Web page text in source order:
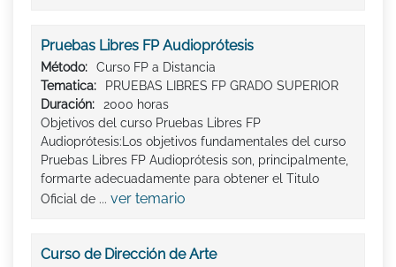
Pruebas Libres FP Audioprótesis
Método:
Curso FP a Distancia
Tematica:
PRUEBAS LIBRES FP GRADO SUPERIOR
Duración:
2000 horas
Objetivos del curso Pruebas Libres FP
Audioprótesis:Los objetivos fundamentales del curso
Pruebas Libres FP Audioprótesis son, principalmente,
formarte adecuadamente para obtener el Titulo
Oficial de ... ver temario
Curso de Dirección de Arte